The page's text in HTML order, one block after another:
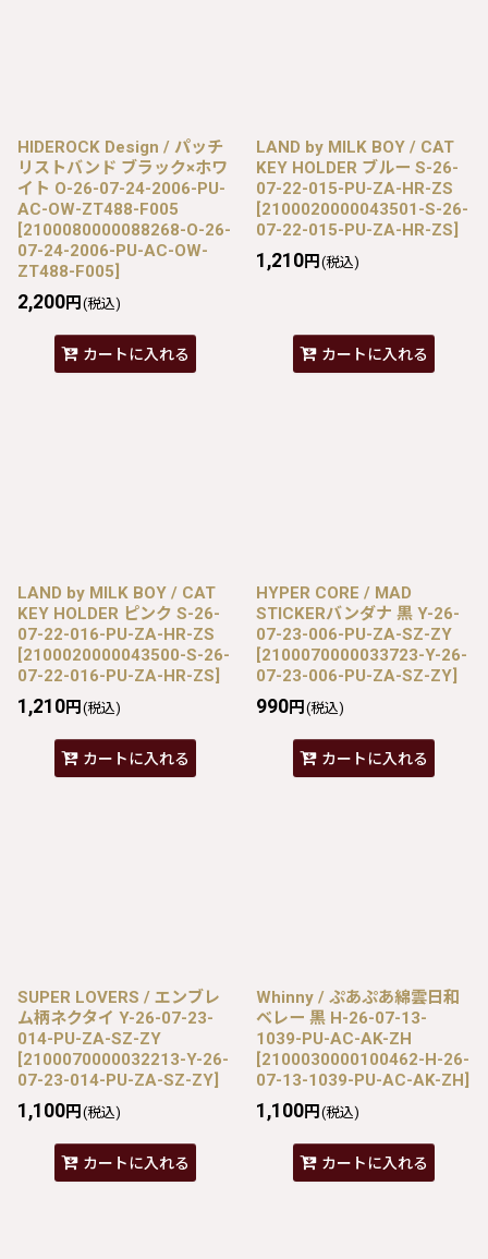
HIDEROCK Design / パッチ
リストバンド ブラック×ホワ
イト O-26-07-24-2006-PU-
AC-OW-ZT488-F005
[2100080000088268-O-26-
07-24-2006-PU-AC-OW-
ZT488-F005]
2,200円 (税込)
カートに入れる
LAND by MILK BOY / CAT
KEY HOLDER ブルー S-26-
07-22-015-PU-ZA-HR-ZS
[2100020000043501-S-26-
07-22-015-PU-ZA-HR-ZS]
1,210円 (税込)
カートに入れる
LAND by MILK BOY / CAT
KEY HOLDER ピンク S-26-
07-22-016-PU-ZA-HR-ZS
[2100020000043500-S-26-
07-22-016-PU-ZA-HR-ZS]
1,210円 (税込)
カートに入れる
HYPER CORE / MAD
STICKERバンダナ 黒 Y-26-
07-23-006-PU-ZA-SZ-ZY
[2100070000033723-Y-26-
07-23-006-PU-ZA-SZ-ZY]
990円 (税込)
カートに入れる
SUPER LOVERS / エンブレ
ム柄ネクタイ Y-26-07-23-
014-PU-ZA-SZ-ZY
[2100070000032213-Y-26-
07-23-014-PU-ZA-SZ-ZY]
1,100円 (税込)
カートに入れる
Whinny / ぷあぷあ綿雲日和
ベレー 黒 H-26-07-13-
1039-PU-AC-AK-ZH
[2100030000100462-H-26-
07-13-1039-PU-AC-AK-ZH]
1,100円 (税込)
カートに入れる